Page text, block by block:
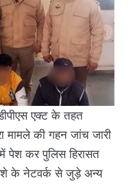
एक्ट के तहत
मामले की गहन जांच जारी
पेश कर पुलिस हिरासत
नशे के नेटवर्क से जुड़े अन्य